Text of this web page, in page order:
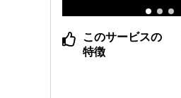
このサービスの
特徴